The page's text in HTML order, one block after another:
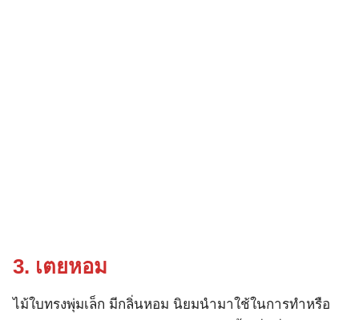
3. เตยหอม
ไม้ใบทรงพุ่มเล็ก มีกลิ่นหอม นิยมนำมาใช้ในการทำหรือ